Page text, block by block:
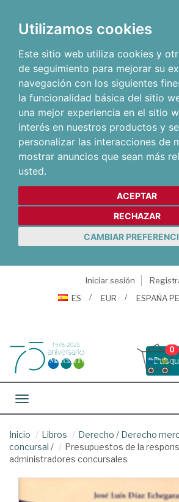
Utilizamos cookies
Este sitio web utiliza cookies y
de seguimiento para mejorar su
navegación con los siguientes
la funcionalidad básica del sitio
una mejor experiencia en el sitio
interés en nuestros productos y
personalizar las interacciones de
mostrar anuncios que sean más
usted.
ACEPTAR
RECHAZAR
CAMBIAR
Iniciar sesión
ES
EUR ESPAÑA
0
Toggle navigation
Inicio Libros Derecho / Derecho
concursal /
Presupuestos de la
administradores concursales